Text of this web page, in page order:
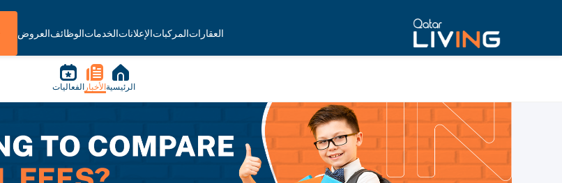
العقاراتالمركباتالإعلاناتالخدماتالوظائفالعروض
الرئيسية الأخبار الفعاليات